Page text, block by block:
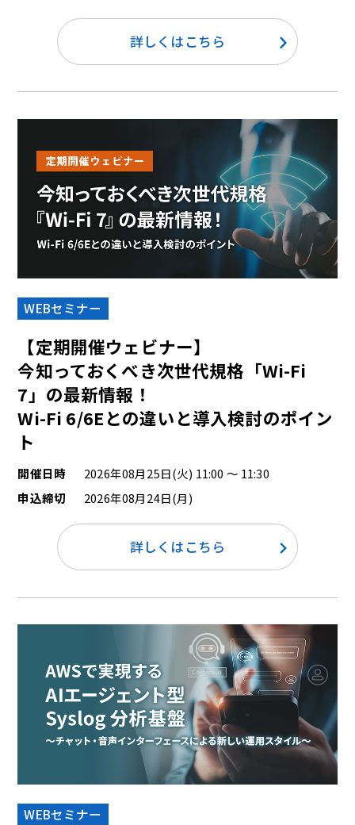
詳しくはこちら
WEBセミナー
【定期開催ウェビナー】
今知っておくべき次世代規格「Wi-Fi
7」の最新情報！ ​​
Wi-Fi 6/6Eとの違いと導入検討のポイン
ト
開催日時
2026年08月25日(火) 11:00 ～ 11:30
申込締切
2026年08月24日(月)
詳しくはこちら
WEBセミナー